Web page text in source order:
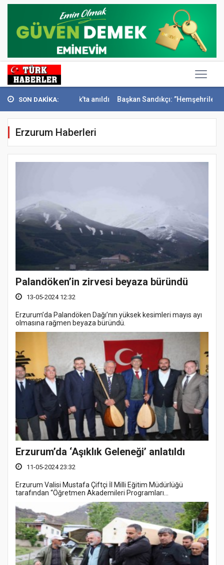
SON DAKİKA:
anıldı Başkan Sandıkçı: ”Hemşehrilerimizle olan güçl...
Erzurum Haberleri
Palandöken’in zirvesi beyaza büründü
13-05-2024 12:32
Erzurum’da Palandöken Dağı’nın yüksek kesimleri mayıs ayı
olmasına rağmen beyaza büründü.
Erzurum’da ‘Aşıklık Geleneği’ anlatıldı
11-05-2024 23:32
Erzurum Valisi Mustafa Çiftçi İl Milli Eğitim Müdürlüğü
tarafından “Öğretmen Akademileri Programları...